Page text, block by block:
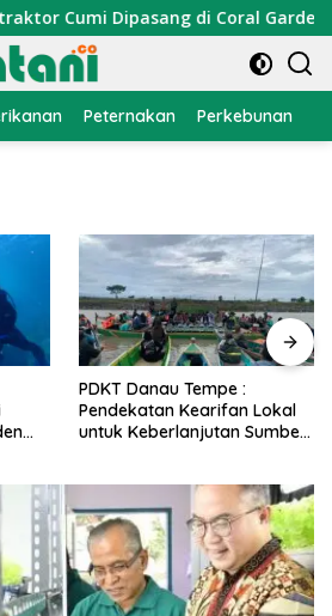
Cumi Dipasang di Coral Garden
Peternakan Perkebunan
Cara Mengatasi Penyakit
PMK pada Sapi Perah Secara
Alami dan Medis